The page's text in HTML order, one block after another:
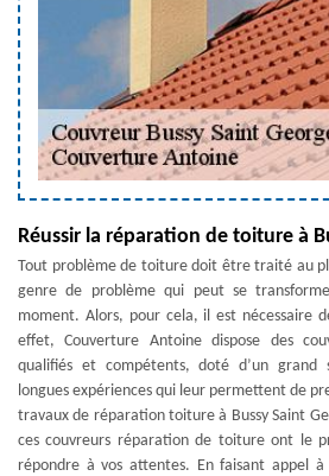
Réussir la réparation de toiture à
Tout problème de toiture doit être traité au
genre de problème qui peut se
moment. Alors, pour cela, il est nécessaire
effet, Couverture Antoine dispose des
qualifiés et compétents, doté d’un grand
longues expériences qui leur permettent de
travaux de réparation toiture à Bussy Saint
ces couvreurs réparation de toiture ont le
répondre à vos attentes. En faisant appel